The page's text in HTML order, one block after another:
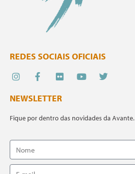
REDES SOCIAIS OFICIAIS
NEWSLETTER
Fique por dentro das novidades da Avante.